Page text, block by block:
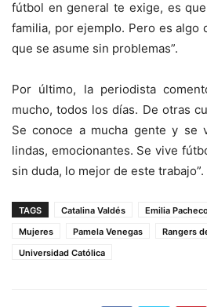
fútbol en general te exige, es
familia, por ejemplo. Pero es algo
que se asume sin problemas”.
Por último, la periodista
mucho, todos los días. De otras
Se conoce a mucha gente y se
lindas, emocionantes. Se vive
sin duda, lo mejor de este trabajo”.
TAGS Catalina Valdés Emilia
Mujeres
Pamela Venegas
Rangers
Universidad Católica